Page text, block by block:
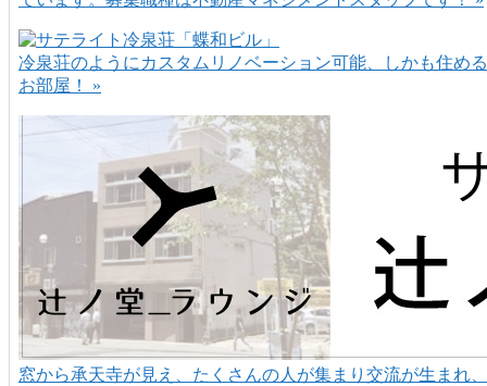
冷泉荘のようにカスタムリノベーション可能、しかも住める
お部屋！ »
窓から承天寺が見え、たくさんの人が集まり交流が生まれ、